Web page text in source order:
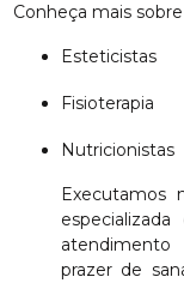
Conheça mais sobre
Esteticistas
Fisioterapia
Nutricionistas
Executamos
atendimento
prazer de